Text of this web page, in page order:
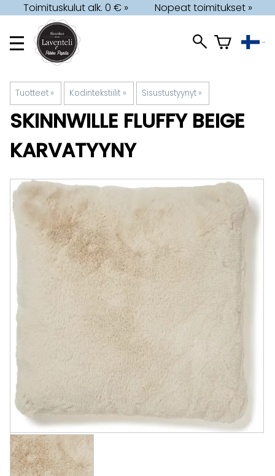
Toimituskulut alk. 0 € » Nopeat toimitukset »
Tuotteet ‪» Kodintekstiilit ‪» Sisustustyynyt ‪»
SKINNWILLE FLUFFY BEIGE
KARVATYYNY